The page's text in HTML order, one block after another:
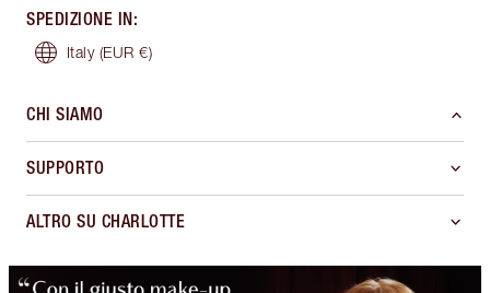
SPEDIZIONE IN:
Italy (EUR €)
CHI SIAMO
SUPPORTO
ALTRO SU CHARLOTTE